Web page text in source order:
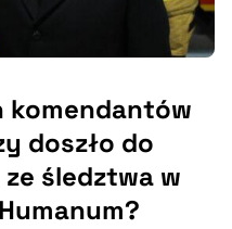
komendantów
doszło do
śledztwa w